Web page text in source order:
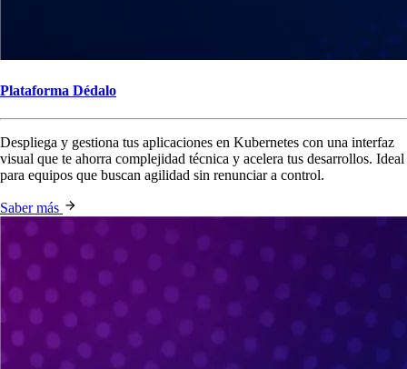
Plataforma Dédalo
Despliega y gestiona tus aplicaciones en Kubernetes con una interfaz
visual que te ahorra complejidad técnica y acelera tus desarrollos. Ideal
para equipos que buscan agilidad sin renunciar a control.
Saber más